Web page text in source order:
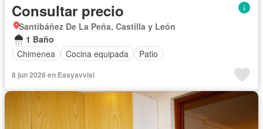
Consultar precio
Santibáñez De La Peña, Castilla y León
1 Baño
Chimenea
Cocina equipada Patio
8 jun 2026 en Easyavvisi